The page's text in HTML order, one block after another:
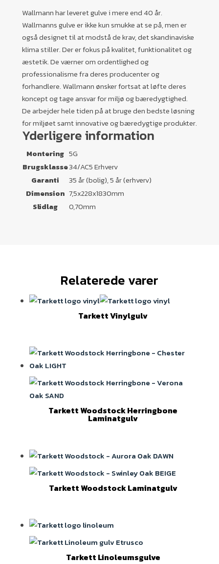
Wallmann har leveret gulve i mere end 40 år.
Wallmanns gulve er ikke kun smukke at se på, men er
også designet til at modstå de krav, det skandinaviske
klima stiller. Der er fokus på kvalitet, funktionalitet og
æstetik. De værner om ordentlighed og
professionalisme fra deres producenter og
forhandlere. Wallmann ønsker fortsat at løfte deres
koncept og tage ansvar for miljø og bæredygtighed.
De arbejder hele tiden på at bruge den bedste løsning
for miljøet samt innovative og bæredygtige produkter.
Yderligere information
Montering 5G
Brugsklasse34/AC5 Erhverv
Garanti
35 år (bolig), 5 år (erhverv)
Dimension 7,5x228x1830mm
Slidlag
0,70mm
Relaterede varer
Tarkett Vinylgulv
Tarkett Woodstock Herringbone
Laminatgulv
Tarkett Woodstock Laminatgulv
Tarkett Linoleumsgulve